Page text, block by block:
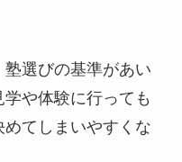
選びの基準があい
や体験に行っても
めてしまいやすくな